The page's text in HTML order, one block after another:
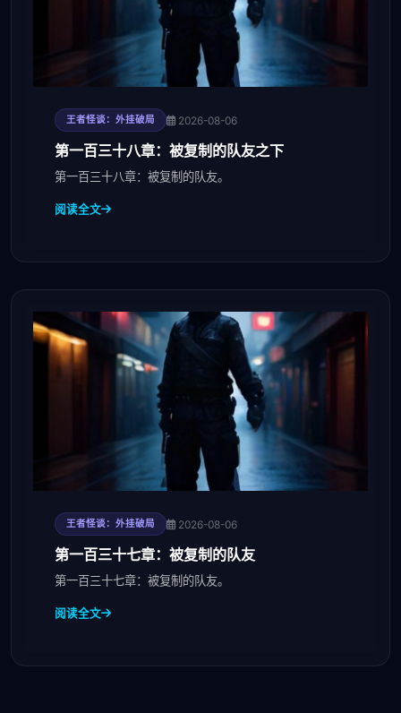
王者怪谈：外挂破局 2026-08-06
第一百三十八章：被复制的队友之下
第一百三十八章：被复制的队友。
阅读全文
王者怪谈：外挂破局 2026-08-06
第一百三十七章：被复制的队友
第一百三十七章：被复制的队友。
阅读全文